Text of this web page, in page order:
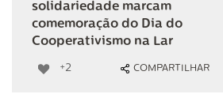
solidariedade marcam
comemoração do Dia do
Cooperativismo na Lar
+2 COMPARTILHAR